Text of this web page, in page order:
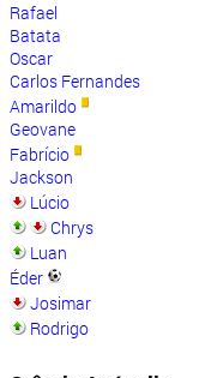
Rafael
Batata
Oscar
Carlos Fernandes
Amarildo
Geovane
Fabrício
Jackson
Lúcio
Chrys
Luan
Éder
Josimar
Rodrigo